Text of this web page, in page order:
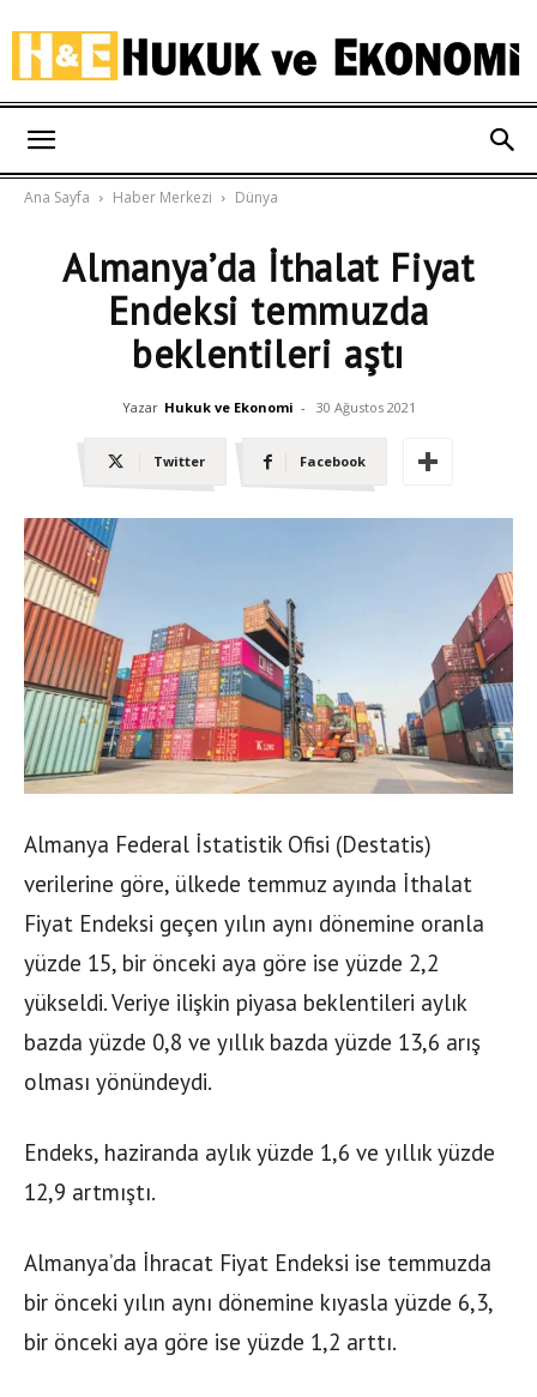
ve
Ekonomi
Ana Sayfa Haber Merkezi Dünya
Almanya’da İthalat Fiyat
Endeksi temmuzda
beklentileri aştı
Yazar Hukuk ve Ekonomi - 30 Ağustos 2021
Twitter Facebook
Almanya Federal İstatistik Ofisi (Destatis)
verilerine göre, ülkede temmuz ayında İthalat
Fiyat Endeksi geçen yılın aynı dönemine oranla
yüzde 15, bir önceki aya göre ise yüzde 2,2
yükseldi. Veriye ilişkin piyasa beklentileri aylık
bazda yüzde 0,8 ve yıllık bazda yüzde 13,6 arış
olması yönündeydi.
Endeks, haziranda aylık yüzde 1,6 ve yıllık yüzde
12,9 artmıştı.
Almanya’da İhracat Fiyat Endeksi ise temmuzda
bir önceki yılın aynı dönemine kıyasla yüzde 6,3,
bir önceki aya göre ise yüzde 1,2 arttı.